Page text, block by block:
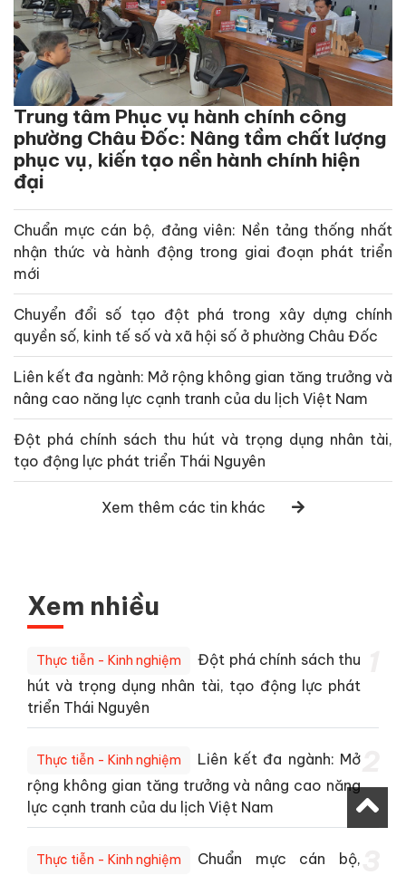
Trung tâm Phục vụ hành chính công
phường Châu Đốc: Nâng tầm chất lượng
phục vụ, kiến tạo nền hành chính hiện
đại
Chuẩn mực cán bộ, đảng viên: Nền tảng thống nhất
nhận thức và hành động trong giai đoạn phát triển
mới
Chuyển đổi số tạo đột phá trong xây dựng chính
quyền số, kinh tế số và xã hội số ở phường Châu Đốc
Liên kết đa ngành: Mở rộng không gian tăng trưởng và
nâng cao năng lực cạnh tranh của du lịch Việt Nam
Đột phá chính sách thu hút và trọng dụng nhân tài,
tạo động lực phát triển Thái Nguyên
Xem thêm các tin khác
Xem nhiều
Thực tiễn - Kinh nghiệm
Đột phá chính sách thu
hút và trọng dụng nhân tài, tạo động lực phát
triển Thái Nguyên
Thực tiễn - Kinh nghiệm
Liên kết đa ngành: Mở
rộng không gian tăng trưởng và nâng cao năng
lực cạnh tranh của du lịch Việt Nam
Thực tiễn - Kinh nghiệm
Chuẩn mực cán bộ,